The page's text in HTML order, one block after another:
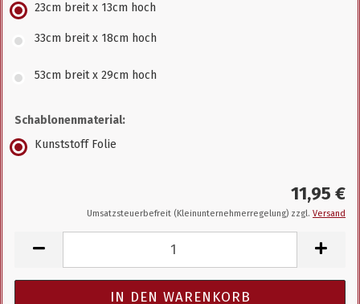
23cm breit x 13cm hoch
33cm breit x 18cm hoch
53cm breit x 29cm hoch
Schablonenmaterial:
Kunststoff Folie
11,95 €
Umsatzsteuerbefreit (Kleinunternehmerregelung) zzgl. Versand